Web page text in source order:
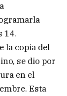
14.
la copia del
se dio por
en el
Esta